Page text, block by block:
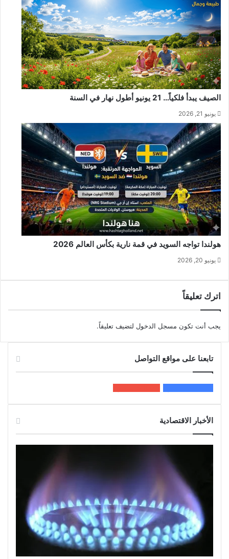
الصيف يبدأ فلكياً… 21 يونيو أطول نهار في السنة
يونيو 21, 2026
هولندا تواجه السويد في قمة نارية بكأس العالم 2026
يونيو 20, 2026
اترك تعليقاً
يجب أنت تكون مسجل الدخول لتضيف تعليقاً.
تابعنا على مواقع التواصل
الأخبار الاقتصادية